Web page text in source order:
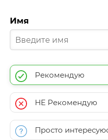
Имя
Рекомендую
НЕ Рекомендую
Просто